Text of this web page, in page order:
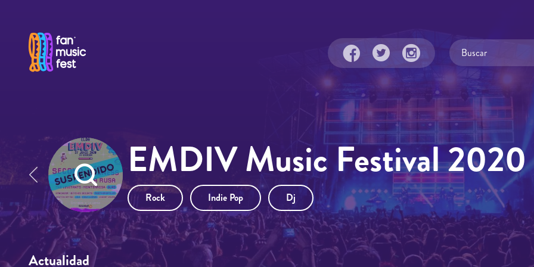
EMDIV Music Festival 2020
Rock Indie Pop Dj
Actualidad